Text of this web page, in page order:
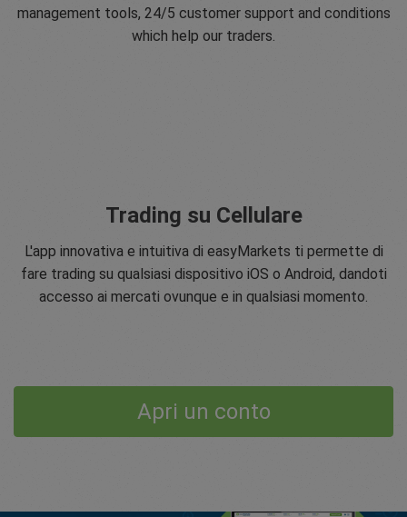
management tools, 24/5 customer support and conditions
which help our traders.
Trading su Cellulare
L'app innovativa e intuitiva di easyMarkets ti permette di
fare trading su qualsiasi dispositivo iOS o Android, dandoti
accesso ai mercati ovunque e in qualsiasi momento.
Apri un conto